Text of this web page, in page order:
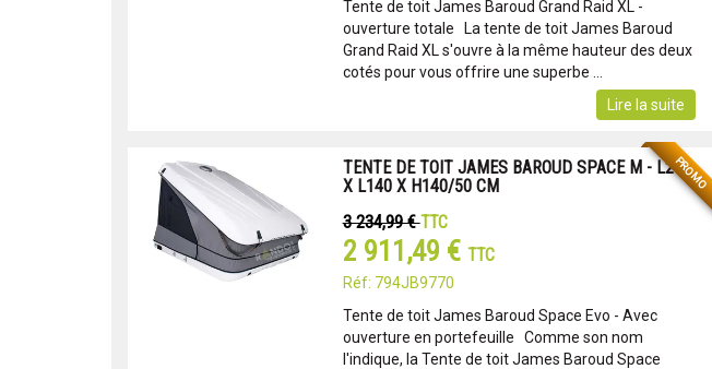
Tente de toit James Baroud Grand Raid XL -
ouverture totale La tente de toit James Baroud
Grand Raid XL s'ouvre à la même hauteur des deux
cotés pour vous offrire une superbe ...
Lire la suite
PROMO
TENTE DE TOIT JAMES BAROUD SPACE M - L200
X L140 X H140/50 CM
3 234,99 €TTC
2 911,49 € TTC
Réf: 794JB9770
Tente de toit James Baroud Space Evo - Avec
ouverture en portefeuille Comme son nom
l'indique, la Tente de toit James Baroud Space